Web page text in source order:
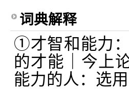
词典解释
①才智和能力
的才能｜今上
能力的人：选